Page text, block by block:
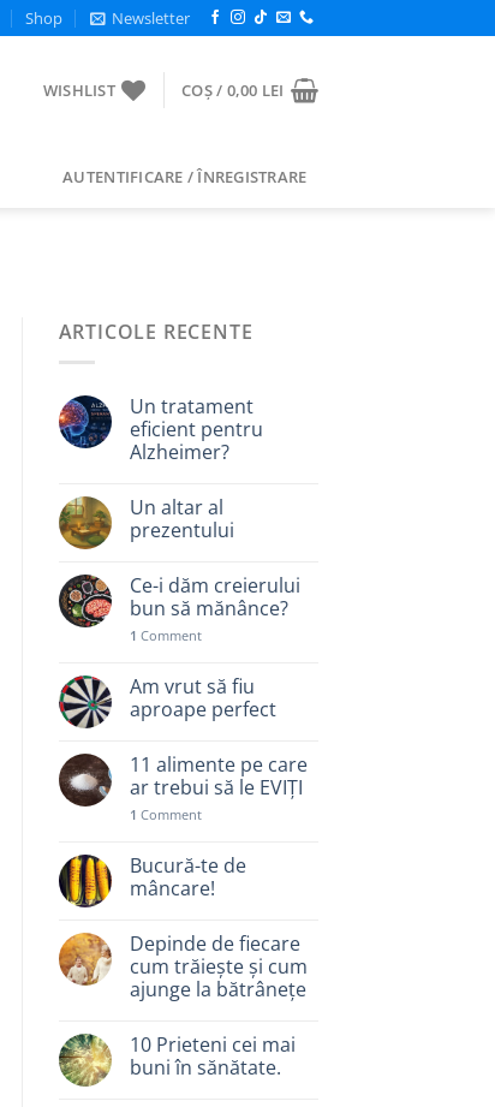
Shop Newsletter
WISHLIST COȘ / 0,00 LEI
AUTENTIFICARE / ÎNREGISTRARE
ARTICOLE RECENTE
Un tratament
eficient pentru
Alzheimer?
Un altar al
prezentului
Ce-i dăm creierului
bun să mănânce?
1 Comment
Am vrut să fiu
aproape perfect
11 alimente pe care
ar trebui să le EVIȚI
1 Comment
Bucură-te de
mâncare!
Depinde de fiecare
cum trăiește și cum
ajunge la bătrânețe
10 Prieteni cei mai
buni în sănătate.